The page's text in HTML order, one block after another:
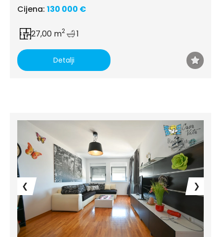
Cijena: 130 000 €
27,00 m2 1
Detalji
❮ ❯